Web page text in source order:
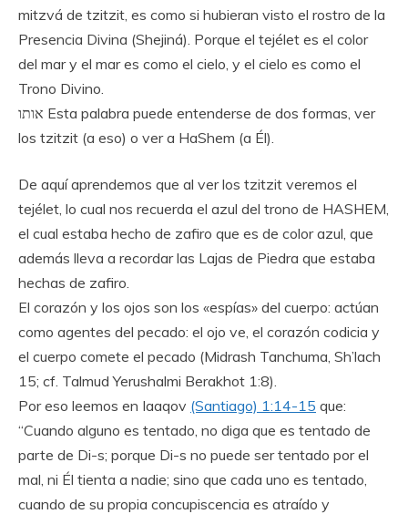
mitzvá de tzitzit, es como si hubieran visto el rostro de la
Presencia Divina (Shejiná). Porque el tejélet es el color
del mar y el mar es como el cielo, y el cielo es como el
Trono Divino.
אותו Esta palabra puede entenderse de dos formas, ver
los tzitzit (a eso) o ver a HaShem (a Él).
De aquí aprendemos que al ver los tzitzit veremos el
tejélet, lo cual nos recuerda el azul del trono de HASHEM,
el cual estaba hecho de zafiro que es de color azul, que
además lleva a recordar las Lajas de Piedra que estaba
hechas de zafiro.
El corazón y los ojos son los «espías» del cuerpo: actúan
como agentes del pecado: el ojo ve, el corazón codicia y
el cuerpo comete el pecado (Midrash Tanchuma, Sh’lach
15; cf. Talmud Yerushalmi Berakhot 1:8).
Por eso leemos en Iaaqov (Santiago) 1:14-15 que:
“Cuando alguno es tentado, no diga que es tentado de
parte de Di-s; porque Di-s no puede ser tentado por el
mal, ni Él tienta a nadie; sino que cada uno es tentado,
cuando de su propia concupiscencia es atraído y